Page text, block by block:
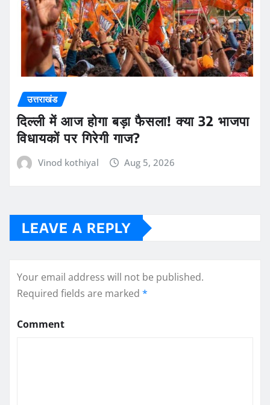
उत्तराखंड
दिल्ली में आज होगा बड़ा फैसला! क्या 32 भाजपा
विधायकों पर गिरेगी गाज?
Vinod kothiyal Aug 5, 2026
LEAVE A REPLY
Your email address will not be published.
Required fields are marked *
Comment